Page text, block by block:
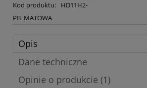
Kod produktu:
HD11H2-
PB_MATOWA
Opis
Dane techniczne
Opinie o produkcie (1)